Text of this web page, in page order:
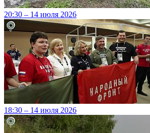
20:30 – 14 июля 2026
18:30 – 14 июля 2026